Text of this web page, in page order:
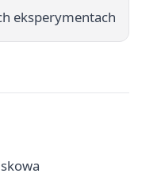
eksperymentach